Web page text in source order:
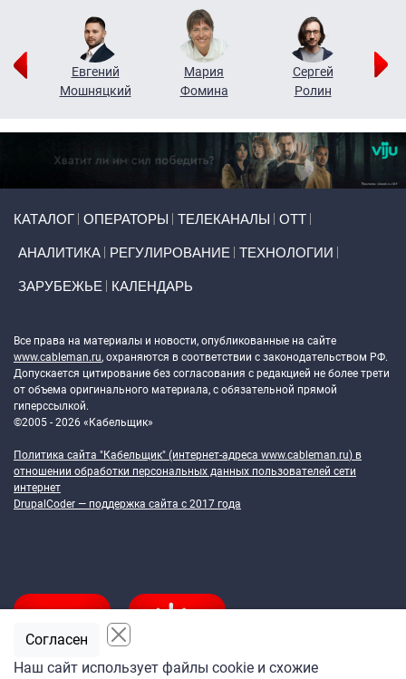
Евгений
Мошняцкий
Мария
Фомина
Сергей
Ролин
КАТАЛОГ ОПЕРАТОРЫ ТЕЛЕКАНАЛЫ ОТТ
АНАЛИТИКА РЕГУЛИРОВАНИЕ ТЕХНОЛОГИИ
ЗАРУБЕЖЬЕ КАЛЕНДАРЬ
Все права на материалы и новости, опубликованные на сайте
www.cableman.ru, охраняются в соответствии с законодательством РФ.
Допускается цитирование без согласования с редакцией не более трети
от объема оригинального материала, с обязательной прямой
гиперссылкой.
©2005 - 2026 «Кабельщик»
Политика сайта "Кабельщик" (интернет-адреса www.cableman.ru) в
отношении обработки персональных данных пользователей сети
интернет
DrupalCoder — поддержка сайта c 2017 года
Наш сайт использует файлы cookie и схожие
Согласен